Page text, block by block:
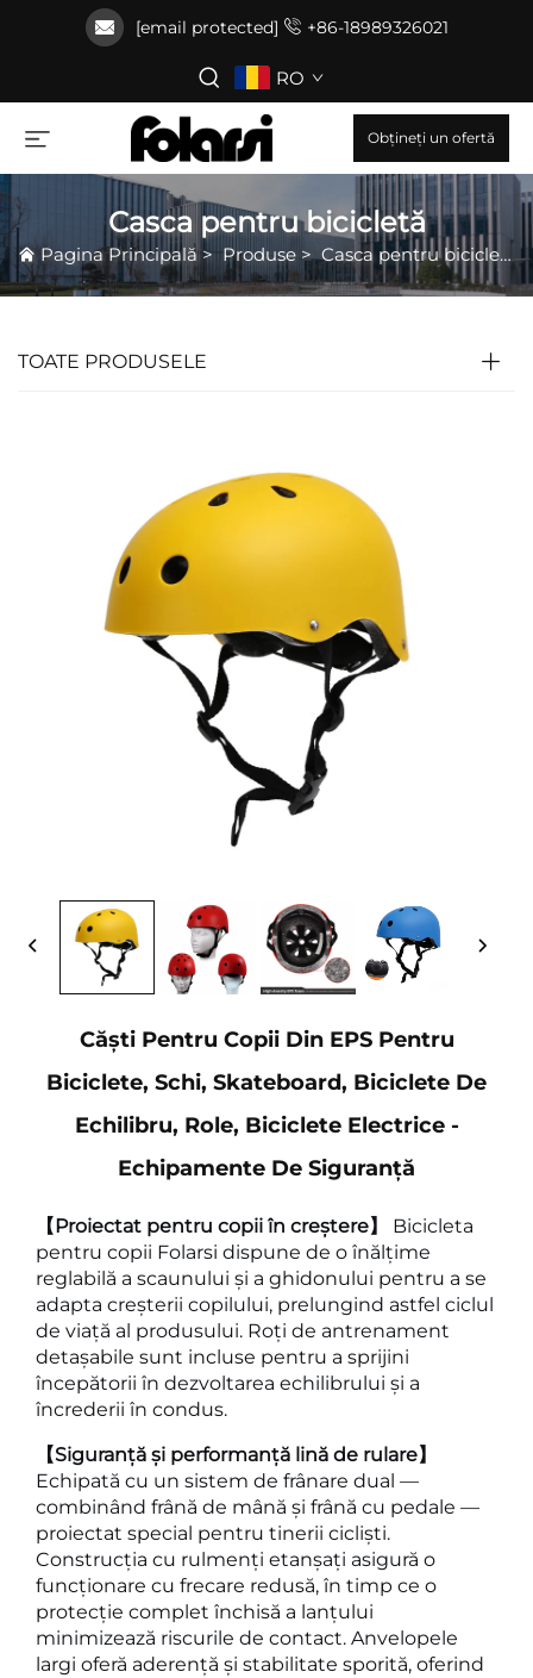
[email protected] +86-18989326021
RO
Obțineți un ofertă
Casca pentru bicicletă
Pagina Principală> Produse >Casca pentru bicicletă
TOATE PRODUSELE
Căști Pentru Copii Din EPS Pentru
Biciclete, Schi, Skateboard, Biciclete De
Echilibru, Role, Biciclete Electrice -
Echipamente De Siguranță
【Proiectat pentru copii în creștere】 Bicicleta
pentru copii Folarsi dispune de o înălțime
reglabilă a scaunului și a ghidonului pentru a se
adapta creșterii copilului, prelungind astfel ciclul
de viață al produsului. Roți de antrenament
detașabile sunt incluse pentru a sprijini
începătorii în dezvoltarea echilibrului și a
încrederii în condus.
【Siguranță și performanță lină de rulare】
Echipată cu un sistem de frânare dual —
combinând frână de mână și frână cu pedale —
proiectat special pentru tinerii cicliști.
Construcția cu rulmenți etanșați asigură o
funcționare cu frecare redusă, în timp ce o
protecție complet închisă a lanțului
minimizează riscurile de contact. Anvelopele
largi oferă aderență și stabilitate sporită, oferind